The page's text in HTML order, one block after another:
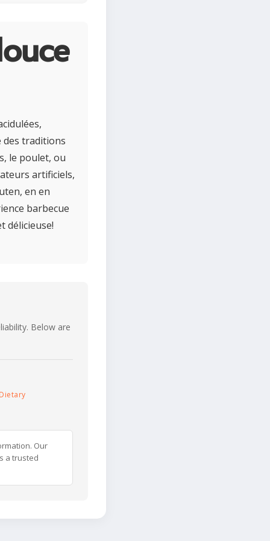
des traditions
le poulet, ou
artificiels,
en en
barbecue
délicieuse!
Below are
Our
a trusted